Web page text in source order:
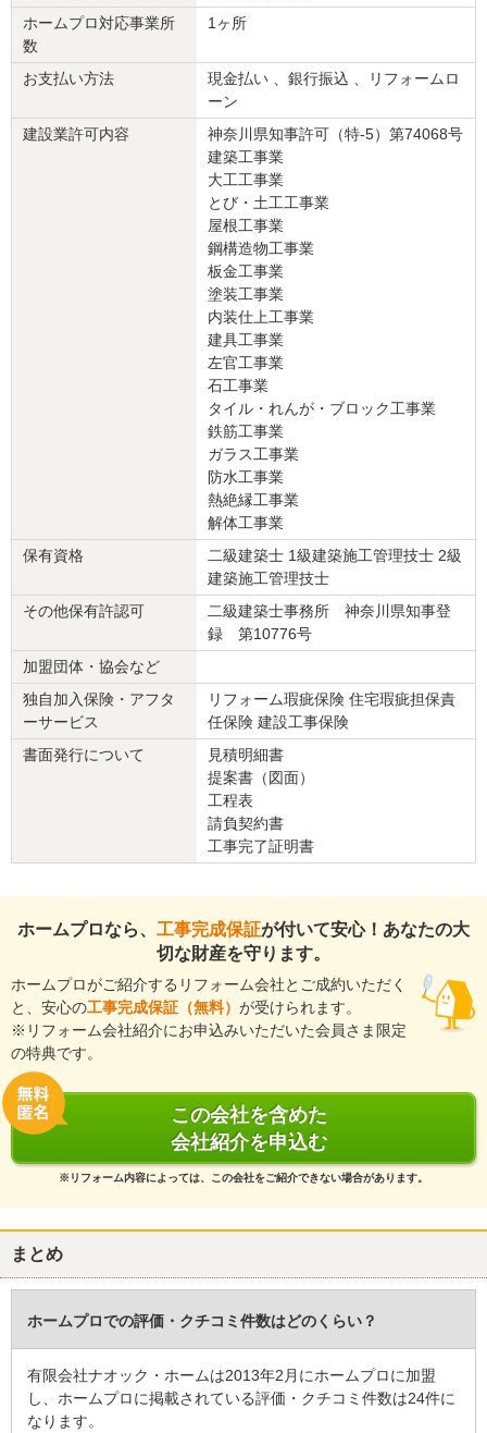
この会社に決めた理由
マンションの防音対策と近隣への配慮と
担当者の対応がよかったため。
リフォーム会社からの返答
この度は弊社をご利用頂きありがとうございました。
メディシンボックスの納期に遅れがあり申し訳ありませんでした。
またリフォームの機会がございましたら
逗子市
： 2014年10月31日
『素早い返信・連絡』が良かった
5
ベランダの板の貼り替えを壁のメンテナンスと同タイミングでやっ
たほうがよいとアドバイスいただきとても参考になりました。
この会社に決めた理由
対応の速さ、説明の丁寧さ、価格
リフォーム会社からの返答
この度は弊社をご利用頂きありがとうございました。
次回、外壁・バルコニーの改修の際はぜひお見積りに参加させて下
バルコニー・ベランダ
価格
： 48,600円
工事完了日
： 2014年10月20日
『担当者の人柄・説明力』が良かった
5
早い対応や細かい心配りに感謝しています。
この会社に決めた理由
連絡が一社だけだった。
リフォーム会社からの返答
この度は弊社をご利用いただきありがとうございました。
い。
価格
： 200,000円
施工地
：神奈川県 横須賀市
築年数
ホームプロ対応事業所
数
1ヶ所
お支払い方法
現金払い 、銀行振込 、リフォームロ
ーン
建設業許可内容
神奈川県知事許可（特-5）第74068号
建築工事業
大工工事業
とび・土工工事業
屋根工事業
鋼構造物工事業
板金工事業
塗装工事業
内装仕上工事業
建具工事業
左官工事業
石工事業
タイル・れんが・ブロック工事業
鉄筋工事業
ガラス工事業
防水工事業
熱絶縁工事業
解体工事業
保有資格
二級建築士 1級建築施工管理技士 2級
建築施工管理技士
その他保有許認可
二級建築士事務所 神奈川県知事登
録 第10776号
加盟団体・協会など
独自加入保険・アフタ
ーサービス
リフォーム瑕疵保険 住宅瑕疵担保責
任保険 建設工事保険
書面発行について
見積明細書
提案書（図面）
工程表
請負契約書
工事完了証明書
ホームプロなら、 工事完成保証が付いて安心！あなたの大
切な財産を守ります。
ホームプロがご紹介するリフォーム会社とご成約いただく
と、安心の工事完成保証（無料） が受けられます。
※リフォーム会社紹介にお申込みいただいた会員さま限定
の特典です。
この会社を含めた
会社紹介を申込む
※リフォーム内容によっては、この会社をご紹介できない場合があります。
まとめ
ホームプロでの評価・クチコミ件数はどのくらい？
有限会社ナオック・ホームは2013年2月にホームプロに加盟
し、ホームプロに掲載されている評価・クチコミ件数は24件に
なります。